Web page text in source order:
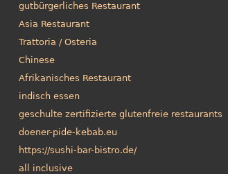
gutbürgerliches Restaurant
Asia Restaurant
Trattoria / Osteria
Chinese
Afrikanisches Restaurant
indisch essen
geschulte zertifizierte glutenfreie restaurants
doener-pide-kebab.eu
https://sushi-bar-bistro.de/
all inclusive